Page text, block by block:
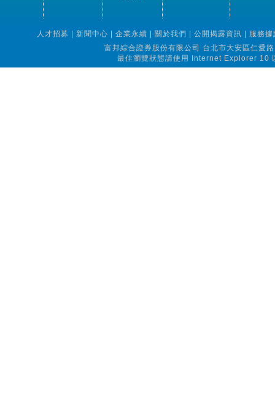
人才招募 新聞中心 企業永續 關於我們 公開揭露資訊
服務據
富邦綜合證券股份有限公司 台北市大安區仁
最佳瀏覽狀態請使用 Internet Explorer 10